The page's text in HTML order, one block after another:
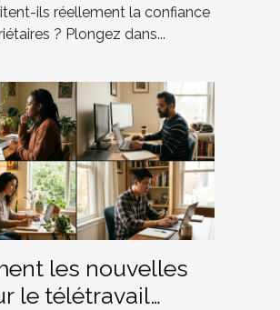
ils réellement la confiance
? Plongez dans...
les nouvelles
le télétravail